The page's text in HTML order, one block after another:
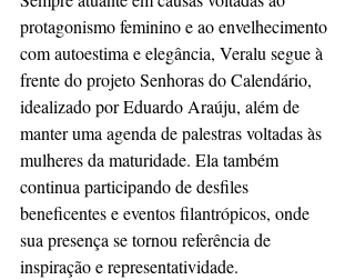
protagonismo feminino e ao envelhecimento
com autoestima e elegância, Veralu segue à
frente do projeto Senhoras do Calendário,
idealizado por Eduardo Araúju, além de
manter uma agenda de palestras voltadas às
mulheres da maturidade. Ela também
continua participando de desfiles
beneficentes e eventos filantrópicos, onde
sua presença se tornou referência de
inspiração e representatividade.